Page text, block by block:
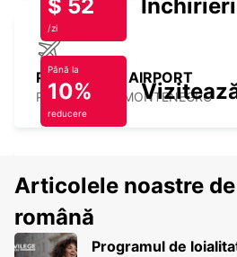
PODGORICA AIRPORT
PODGORICA - MONTENEGRO
PODGORICA
PODGORICA - MONTENEGRO
$ 52
/zi
Până la
10%
reducere
Articolele noastre
română
Programul de